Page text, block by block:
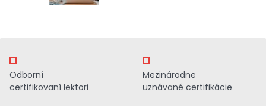
Odborní
certifikovaní lektori
Mezinárodne
uznávané certifikácie